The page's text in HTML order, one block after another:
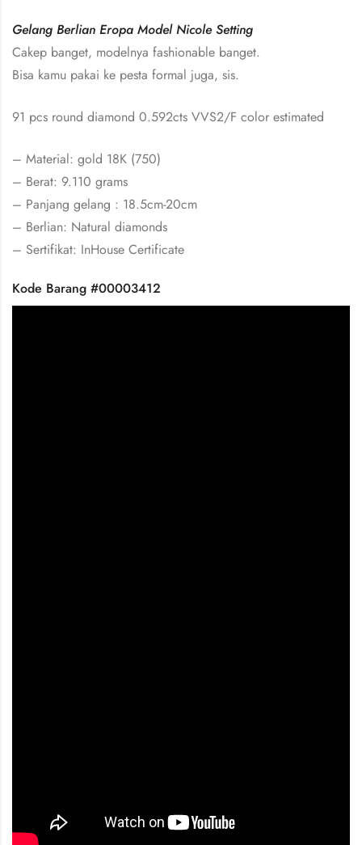
Gelang Berlian Eropa Model Nicole Setting
Cakep banget, modelnya fashionable banget.
Bisa kamu pakai ke pesta formal juga, sis.
91 pcs round diamond 0.592cts VVS2/F color estimated
– Material: gold 18K (750)
– Berat: 9.110 grams
– Panjang gelang : 18.5cm-20cm
– Berlian: Natural diamonds
– Sertifikat: InHouse Certificate
Kode Barang #00003412